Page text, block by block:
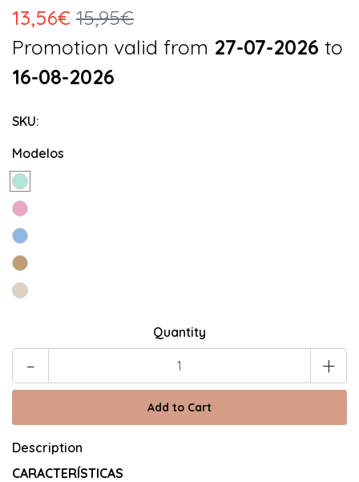
13,56€ 15,95€
Promotion valid from 27-07-2026 to
16-08-2026
SKU:
Modelos
Quantity
- +
Description
CARACTERÍSTICAS